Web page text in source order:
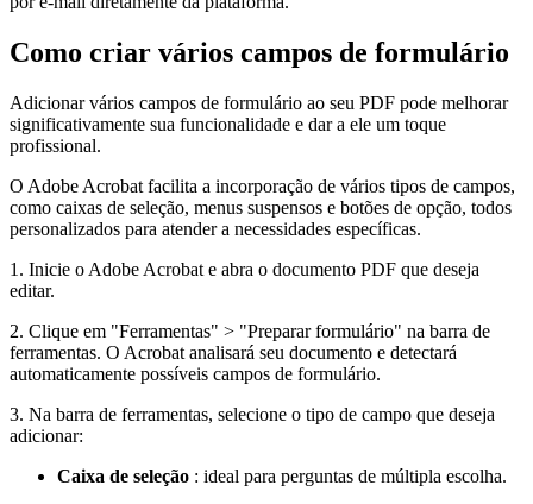
Como criar vários campos de formulário
Adicionar vários campos de formulário ao seu PDF pode melhorar
significativamente sua funcionalidade e dar a ele um toque
profissional.
O Adobe Acrobat facilita a incorporação de vários tipos de campos,
como caixas de seleção, menus suspensos e botões de opção, todos
personalizados para atender a necessidades específicas.
1. Inicie o Adobe Acrobat e abra o documento PDF que deseja
editar.
2. Clique em "Ferramentas" > "Preparar formulário" na barra de
ferramentas. O Acrobat analisará seu documento e detectará
automaticamente possíveis campos de formulário.
3. Na barra de ferramentas, selecione o tipo de campo que deseja
adicionar:
Caixa de seleção : ideal para perguntas de múltipla escolha.